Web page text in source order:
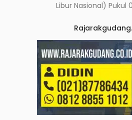
Libur Nasional) Pukul